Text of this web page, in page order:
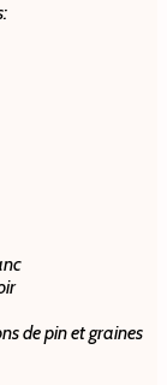
de pin et graines